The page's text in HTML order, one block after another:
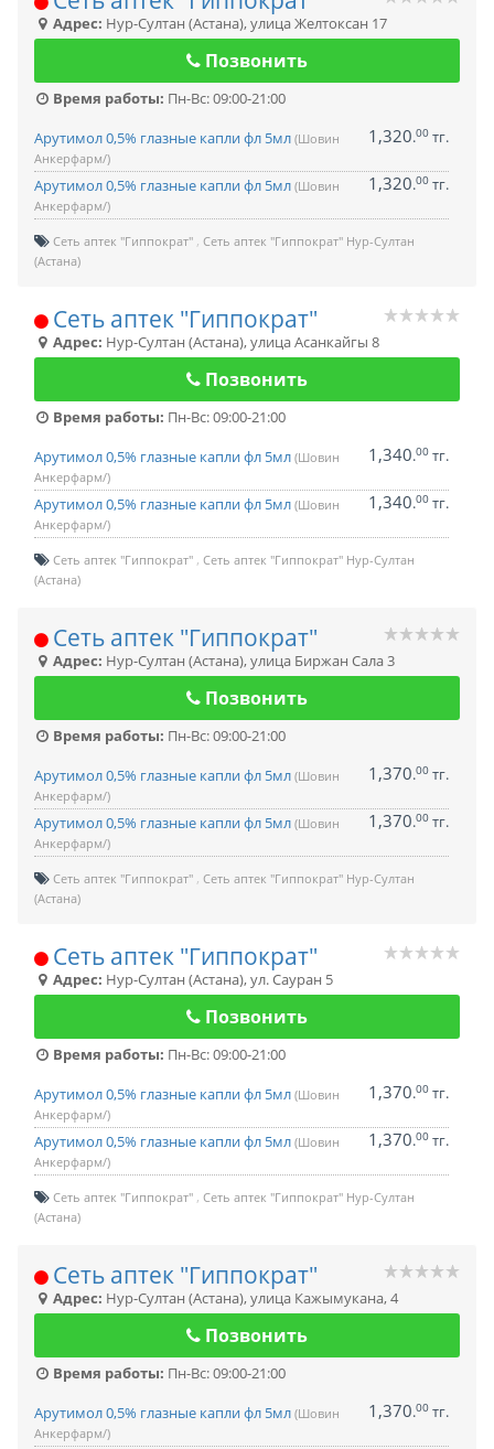
Адрес: Нур-Султан (Астана),улица Желтоксан 17
Позвонить
Время работы: Пн-Вс: 09:00-21:00
Арутимол 0,5% глазные капли фл 5мл (Шовин
Анкерфарм/)
1,320.00 тг.
Арутимол 0,5% глазные капли фл 5мл (Шовин
Анкерфарм/)
1,320.00 тг.
Сеть аптек "Гиппократ" Сеть аптек "Гиппократ" Нур-Султан
(Астана)
Сеть аптек "Гиппократ"
Адрес: Нур-Султан (Астана),улица Асанкайгы 8
Позвонить
Время работы: Пн-Вс: 09:00-21:00
Арутимол 0,5% глазные капли фл 5мл (Шовин
Анкерфарм/)
1,340.00 тг.
Арутимол 0,5% глазные капли фл 5мл (Шовин
Анкерфарм/)
1,340.00 тг.
Сеть аптек "Гиппократ" Сеть аптек "Гиппократ" Нур-Султан
(Астана)
Сеть аптек "Гиппократ"
Адрес: Нур-Султан (Астана),улица Биржан Сала 3
Позвонить
Время работы: Пн-Вс: 09:00-21:00
Арутимол 0,5% глазные капли фл 5мл (Шовин
Анкерфарм/)
1,370.00 тг.
Арутимол 0,5% глазные капли фл 5мл (Шовин
Анкерфарм/)
1,370.00 тг.
Сеть аптек "Гиппократ" Сеть аптек "Гиппократ" Нур-Султан
(Астана)
Сеть аптек "Гиппократ"
Адрес: Нур-Султан (Астана),ул. Сауран 5
Позвонить
Время работы: Пн-Вс: 09:00-21:00
Арутимол 0,5% глазные капли фл 5мл (Шовин
Анкерфарм/)
1,370.00 тг.
Арутимол 0,5% глазные капли фл 5мл (Шовин
Анкерфарм/)
1,370.00 тг.
Сеть аптек "Гиппократ" Сеть аптек "Гиппократ" Нур-Султан
(Астана)
Сеть аптек "Гиппократ"
Адрес: Нур-Султан (Астана),улица Кажымукана, 4
Позвонить
Время работы: Пн-Вс: 09:00-21:00
Арутимол 0,5% глазные капли фл 5мл (Шовин
Анкерфарм/)
1,370.00 тг.